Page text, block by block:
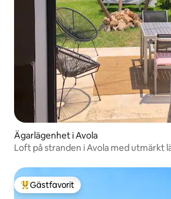
Ägarlägenhet i Avola
Loft på stranden i Avola med utmärkt
Populär gästfavorit
Gästfavorit